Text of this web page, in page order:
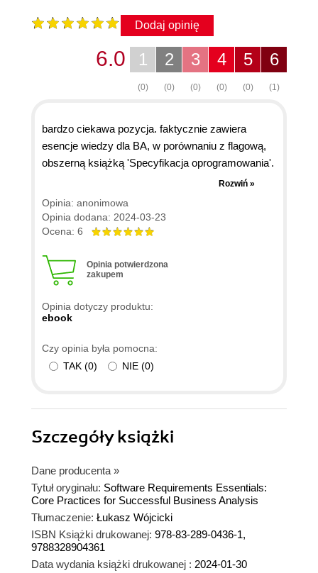
Dodaj opinię
6
(1)
5
(0)
4
(0)
3
(0)
2
(0)
1
(0)
6.0
bardzo ciekawa pozycja. faktycznie zawiera
esencje wiedzy dla BA, w porównaniu z flagową,
obszerną książką 'Specyfikacja oprogramowania'.
plusem jest możliwość pobrania dodatków -
formularzy, które mogą okazać się przydatne gdy
w Twojej organizacji nie ma standardu ( jeszcze)
dla dokumentacji.
Rozwiń »
Opinia: anonimowa
Opinia dodana: 2024-03-23
Ocena: 6
Opinia potwierdzona
zakupem
Opinia dotyczy produktu:
ebook
Czy opinia była pomocna:
TAK (0) NIE (0)
Szczegółyksiążki
Dane producenta »
Tytuł oryginału: Software Requirements Essentials:
Core Practices for Successful Business Analysis
Tłumaczenie: Łukasz Wójcicki
ISBN Książki drukowanej: 978-83-289-0436-1,
9788328904361
Data wydania książki drukowanej : 2024-01-30